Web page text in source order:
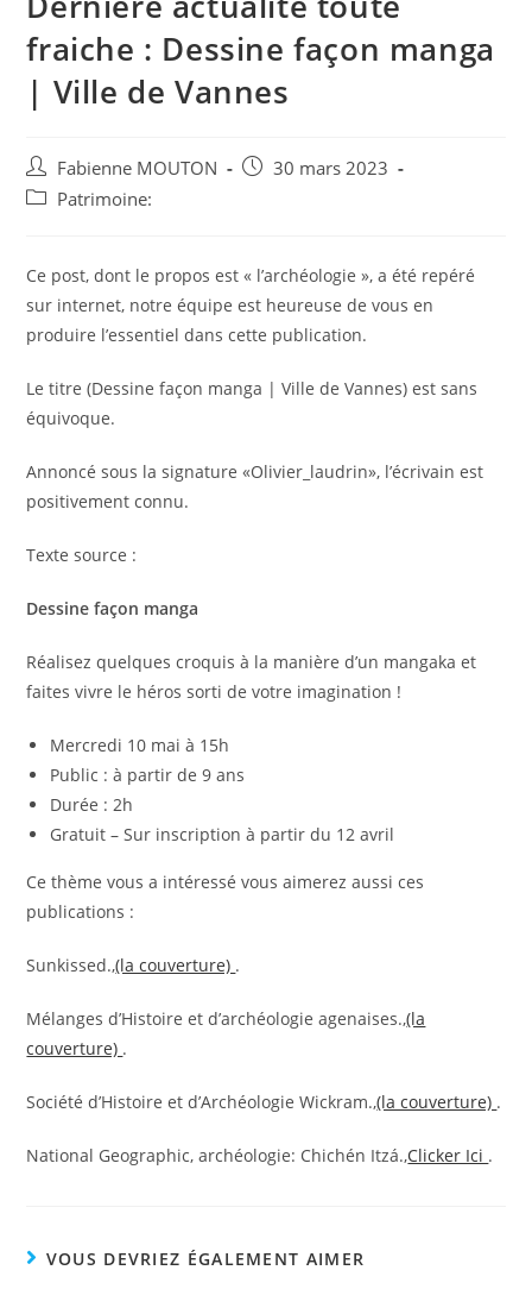
fraiche : Dessine façon manga
| Ville de Vannes
Auteur/autrice
de
Fabienne MOUTON
Post30 mars 2023
PostPatrimoine:
Ce post, dont le propos est « l’archéologie », a été repéré
sur internet, notre équipe est heureuse de vous en
produire l’essentiel dans cette publication.
Le titre (Dessine façon manga | Ville de Vannes) est sans
équivoque.
Annoncé sous la signature «Olivier_laudrin», l’écrivain est
positivement connu.
Texte source :
Dessine façon manga
Réalisez quelques croquis à la manière d’un mangaka et
faites vivre le héros sorti de votre imagination !
Mercredi 10 mai à 15h
Public : à partir de 9 ans
Durée : 2h
Gratuit – Sur inscription à partir du 12 avril
Ce thème vous a intéressé vous aimerez aussi ces
publications :
Sunkissed.,(la couverture) .
Mélanges d’Histoire et d’archéologie agenaises.,(la
couverture) .
Société d’Histoire et d’Archéologie Wickram.,(la couverture) .
National Geographic, archéologie: Chichén Itzá.,Clicker Ici .
VOUS DEVRIEZ ÉGALEMENT AIMER